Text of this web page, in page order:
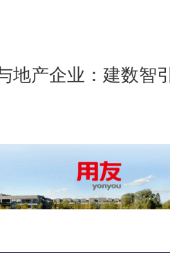
地产企业：建数智